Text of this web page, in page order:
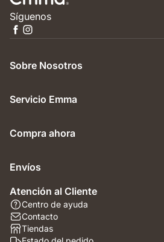
Síguenos
Sobre Nosotros
Servicio Emma
Compra ahora
Envíos
Atención al Cliente
Centro de ayuda
Contacto
Tiendas